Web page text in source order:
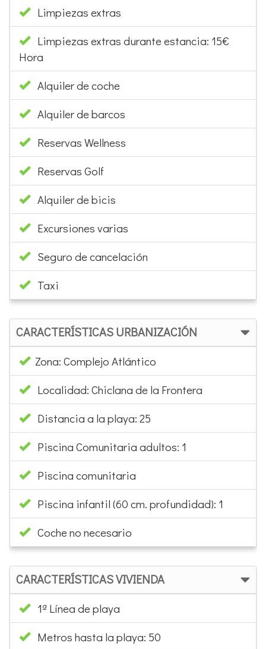
Limpiezas extras
Limpiezas extras durante estancia: 15€
Hora
Alquiler de coche
Alquiler de barcos
Reservas Wellness
Reservas Golf
Alquiler de bicis
Excursiones varias
Seguro de cancelación
Taxi
CARACTERÍSTICAS URBANIZACIÓN
Zona: Complejo Atlántico
Localidad: Chiclana de la Frontera
Distancia a la playa: 25
Piscina Comunitaria adultos: 1
Piscina comunitaria
Piscina infantil (60 cm. profundidad): 1
Coche no necesario
CARACTERÍSTICAS VIVIENDA
1ª Línea de playa
Metros hasta la playa: 50